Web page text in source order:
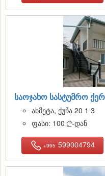
საოჯახო სასტუმრო
ახმეტა, ქუჩა 20 1 3
ფასი: 100 -დან
+995 599004794